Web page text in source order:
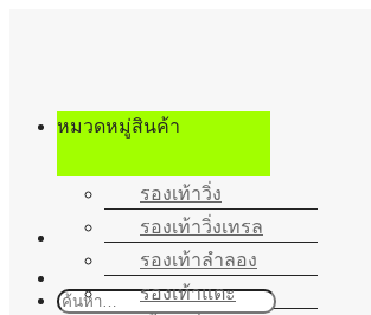
เนื้อหา
ค้นหา:
หมวดหมู่สินค้า
รองเท้าวิ่ง
รองเท้าวิ่งเทรล
รองเท้าลำลอง
รองเท้าแตะ